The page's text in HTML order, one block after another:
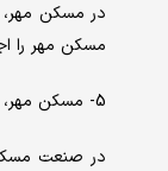
در مسکن مهر،
مسکن مهر را
5- مسکن مهر، عامل گران شدن 9 برابری قیمت مسکن - 4 بهمن 1394:
در صنعت مسکن